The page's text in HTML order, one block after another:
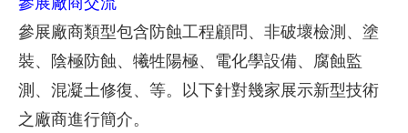
參展廠商類型包含防蝕工程顧問、非破壞檢測、塗
裝、陰極防蝕、犧牲陽極、電化學設備、腐蝕監
測、混凝土修復、等。以下針對幾家展示新型技術
之廠商進行簡介。